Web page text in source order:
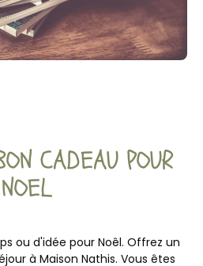
CADEAU POUR
NOEL
ou d'idée pour Noêl. Offrez un
à Maison Nathis. Vous êtes